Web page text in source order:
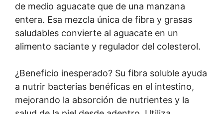
de medio aguacate que de una manzana
entera. Esa mezcla única de fibra y grasas
saludables convierte al aguacate en un
alimento saciante y regulador del colesterol.
¿Beneficio inesperado? Su fibra soluble ayuda
a nutrir bacterias benéficas en el intestino,
mejorando la absorción de nutrientes y la